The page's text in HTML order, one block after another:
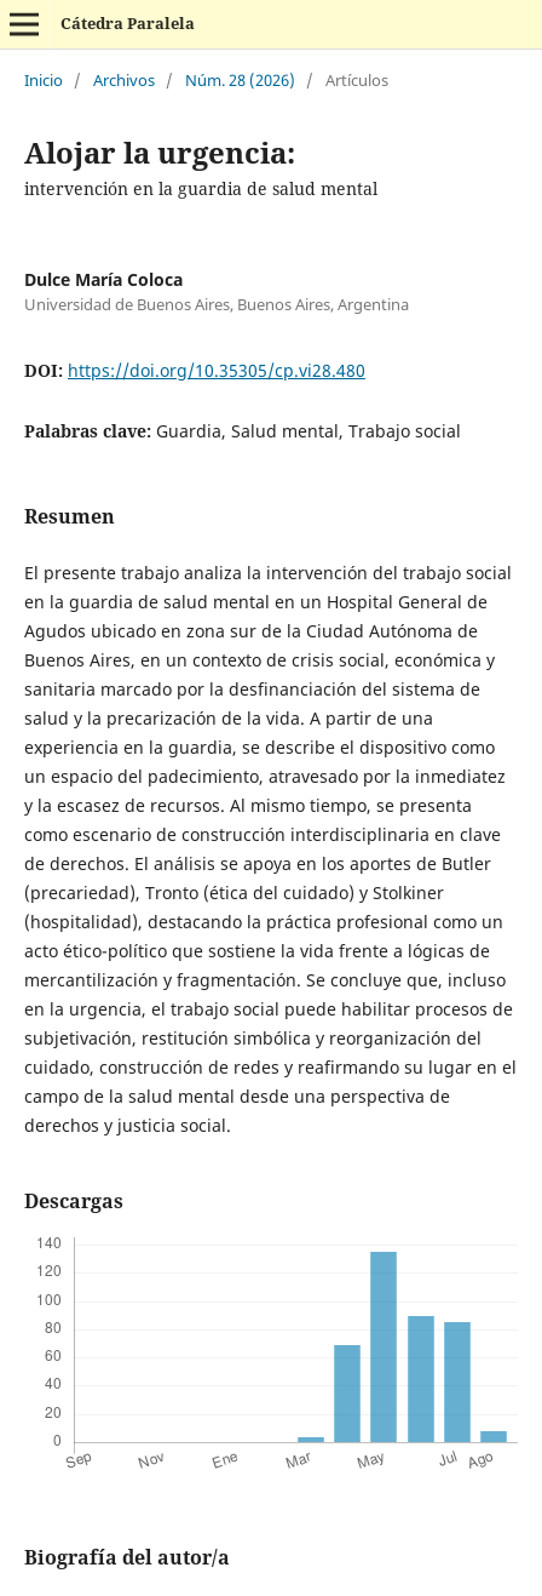
Cátedra Paralela
Inicio / Archivos / Núm. 28 (2026) / Artículos
Alojar la urgencia:
intervención en la guardia de salud mental
Dulce María Coloca
Universidad de Buenos Aires, Buenos Aires, Argentina
DOI: https://doi.org/10.35305/cp.vi28.480
Palabras clave: Guardia, Salud mental, Trabajo social
Resumen
El presente trabajo analiza la intervención del trabajo social
en la guardia de salud mental en un Hospital General de
Agudos ubicado en zona sur de la Ciudad Autónoma de
Buenos Aires, en un contexto de crisis social, económica y
sanitaria marcado por la desfinanciación del sistema de
salud y la precarización de la vida. A partir de una
experiencia en la guardia, se describe el dispositivo como
un espacio del padecimiento, atravesado por la inmediatez
y la escasez de recursos. Al mismo tiempo, se presenta
como escenario de construcción interdisciplinaria en clave
de derechos. El análisis se apoya en los aportes de Butler
(precariedad), Tronto (ética del cuidado) y Stolkiner
(hospitalidad), destacando la práctica profesional como un
acto ético-político que sostiene la vida frente a lógicas de
mercantilización y fragmentación. Se concluye que, incluso
en la urgencia, el trabajo social puede habilitar procesos de
subjetivación, restitución simbólica y reorganización del
cuidado, construcción de redes y reafirmando su lugar en el
campo de la salud mental desde una perspectiva de
derechos y justicia social.
Descargas
Biografía del autor/a